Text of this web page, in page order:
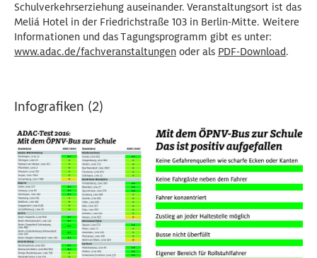
Schulverkehrserziehung auseinander. Veranstaltungsort ist das
Meliá Hotel in der Friedrichstraße 103 in Berlin-Mitte. Weitere
Informationen und das Tagungsprogramm gibt es unter:
www.adac.de/fachveranstaltungen oder als PDF-Download.
Infografiken (2)